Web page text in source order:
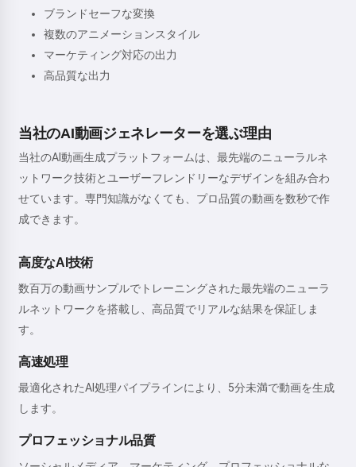
ブランドセーフな変換
複数のアニメーションスタイル
マーケティング対応の出力
高品質な出力
当社のAI動画ジェネレーターを選ぶ理由
当社のAI動画生成プラットフォームは、最先端のニューラルネ
ットワーク技術とユーザーフレンドリーなデザインを組み合わ
せています。専門知識がなくても、プロ品質の動画を数秒で作
成できます。
高度なAI技術
数百万の動画サンプルでトレーニングされた最先端のニューラ
ルネットワークを搭載し、高品質でリアルな結果を保証しま
す。
高速処理
最適化されたAI処理パイプラインにより、5分未満で動画を生成
します。
プロフェッショナル品質